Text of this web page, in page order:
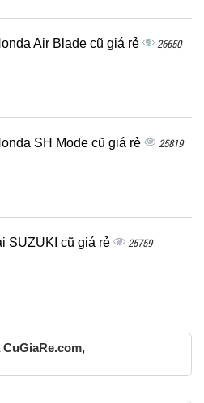
Air Blade cũ giá rẻ 26650
SH Mode cũ giá rẻ 25819
SUZUKI cũ giá rẻ 25759